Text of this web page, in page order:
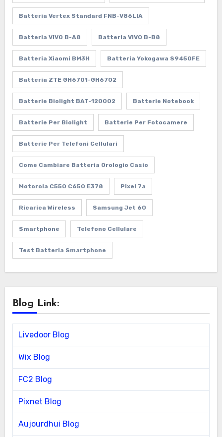
Batteria Vertex Standard FNB-V86LIA
Batteria VIVO B-A8 Batteria VIVO B-B8
Batteria Xiaomi BM3H Batteria Yokogawa S9450FE
Batteria ZTE GH6701-GH6702
Batterie Biolight BAT-120002 Batterie Notebook
Batterie Per Biolight Batterie Per Fotocamere
Batterie Per Telefoni Cellulari
Come Cambiare Batteria Orologio Casio
Motorola C550 C650 E378 Pixel 7a
Ricarica Wireless Samsung Jet 60
Smartphone Telefono Cellulare
Test Batteria Smartphone
Blog Link:
Livedoor Blog
Wix Blog
FC2 Blog
Pixnet Blog
Aujourdhui Blog